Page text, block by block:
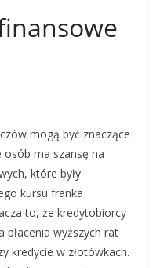
mogą być znaczące
ma szansę na
które były
kursu franka
to, że kredytobiorcy
płacenia wyższych rat
kredycie w złotówkach.